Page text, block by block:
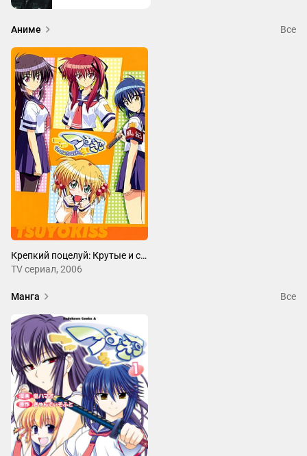
Аниме Все
Крепкий поцелуй: Крутые и сладкие
ТV сериал, 2006
Манга Все